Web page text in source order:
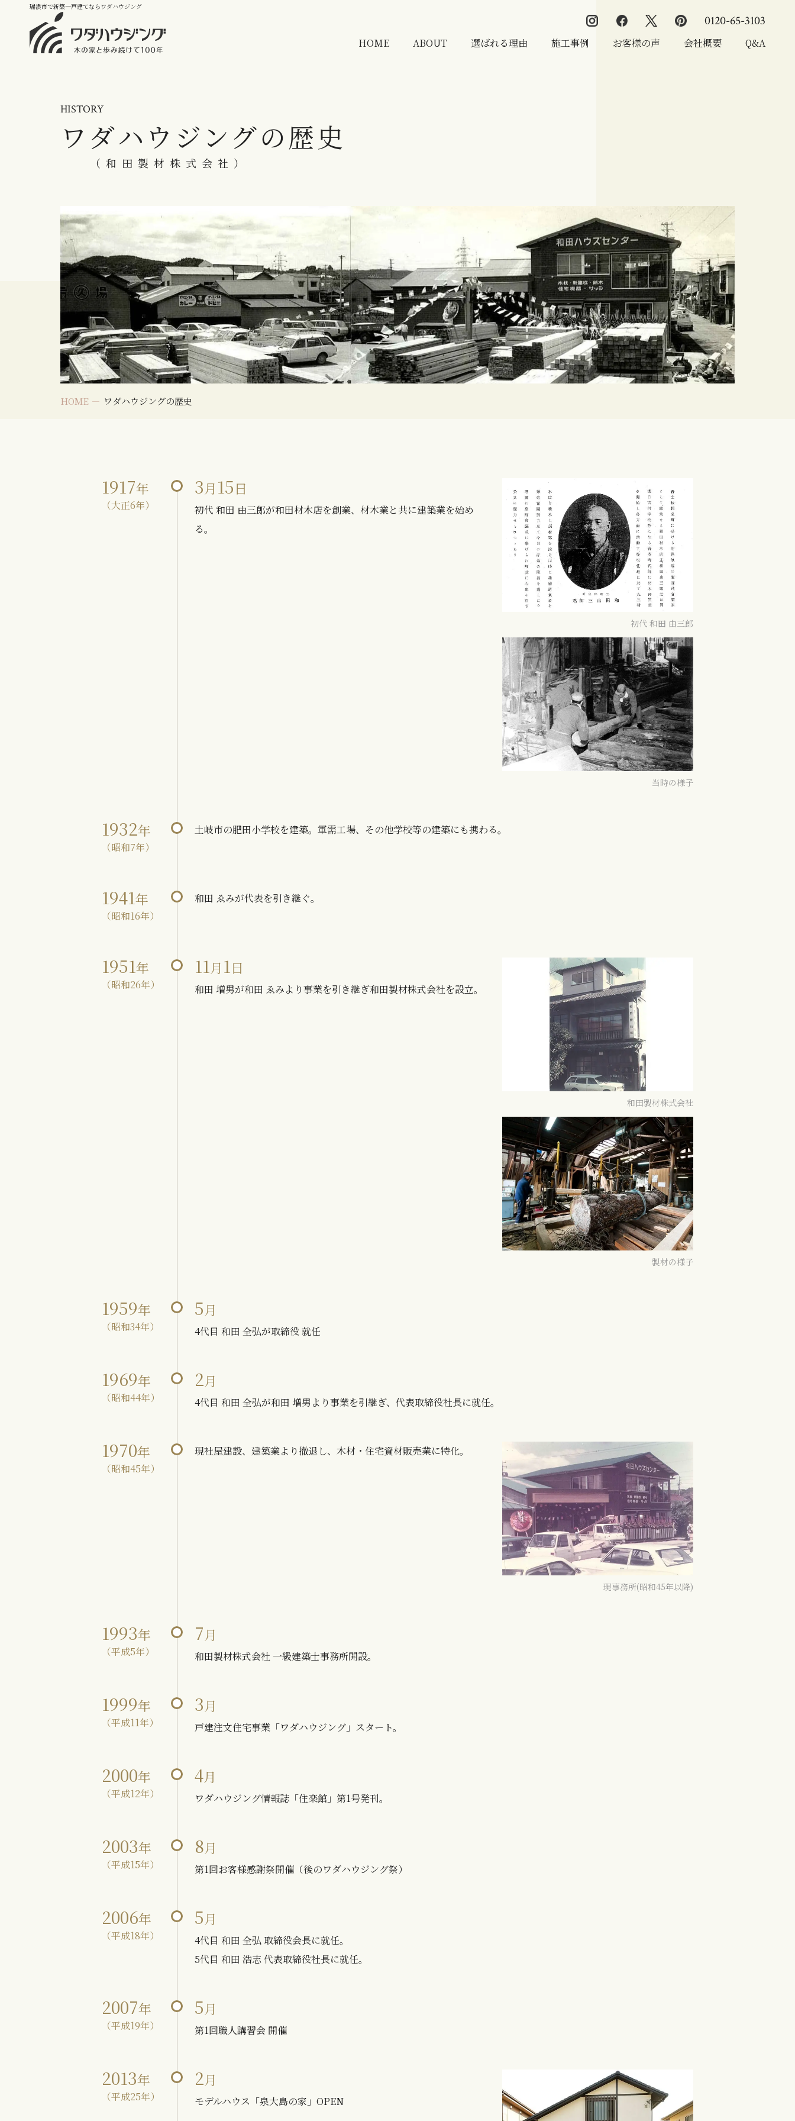
瑞浪市で新築一戸建てならワダハウジング
0120-65-3103
HOME ABOUT 選ばれる理由 施工事例 お客様の声 会社概要 Q&A
HISTORY
ワダハウジングの歴史
（和田製材株式会社）
HOME ワダハウジングの歴史
1917年
（大正6年）
3月15日
初代 和田 由三郎が和田材木店を創業、材木業と共に建築業を始め
る。
初代 和田 由三郎
当時の様子
1932年
（昭和7年）
土岐市の肥田小学校を建築。軍需工場、その他学校等の建築にも携わる。
1941年
（昭和16年）
和田 ゑみが代表を引き継ぐ。
1951年
（昭和26年）
11月1日
和田 増男が和田 ゑみより事業を引き継ぎ和田製材株式会社を設立。
和田製材株式会社
製材の様子
1959年
（昭和34年）
5月
4代目 和田 全弘が取締役 就任
1969年
（昭和44年）
2月
4代目 和田 全弘が和田 増男より事業を引継ぎ、代表取締役社長に就任。
1970年
（昭和45年）
現社屋建設、建築業より撤退し、木材・住宅資材販売業に特化。
現事務所(昭和45年以降)
1993年
（平成5年）
7月
和田製材株式会社 一級建築士事務所開設。
1999年
（平成11年）
3月
戸建注文住宅事業「ワダハウジング」スタート。
2000年
（平成12年）
4月
ワダハウジング情報誌「住楽館」第1号発刊。
2003年
（平成15年）
8月
第1回お客様感謝祭開催（後のワダハウジング祭）
2006年
（平成18年）
5月
4代目 和田 全弘 取締役会長に就任。
5代目 和田 浩志 代表取締役社長に就任。
2007年
（平成19年）
5月
第1回職人講習会 開催
2013年
（平成25年）
2月
モデルハウス「泉大島の家」OPEN